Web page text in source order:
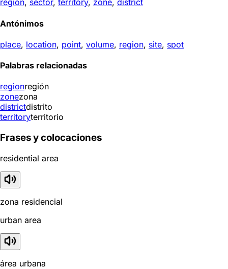
region, sector, territory, zone, district
Antónimos
place, location, point, volume, region, site, spot
Palabras relacionadas
regionregión
zonezona
districtdistrito
territoryterritorio
Frases y colocaciones
residential area
zona residencial
urban area
área urbana